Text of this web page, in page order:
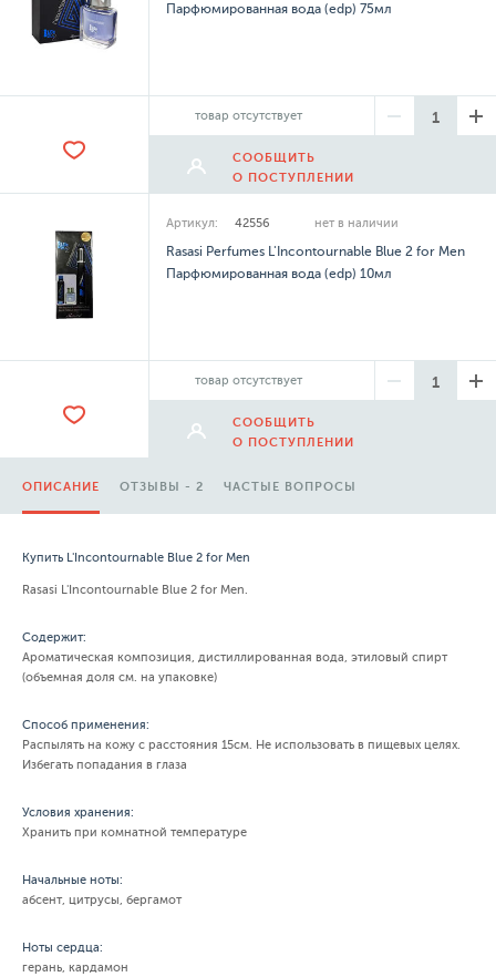
Парфюмированная вода (edp) 75мл
товар отсутствует
СООБЩИТЬ
О ПОСТУПЛЕНИИ
Артикул: 42556 нет в наличии
Rasasi Perfumes L'Incontournable Blue 2 for Men
Парфюмированная вода (edp) 10мл
товар отсутствует
СООБЩИТЬ
О ПОСТУПЛЕНИИ
ОПИСАНИЕ ОТЗЫВЫ - 2 ЧАСТЫЕ ВОПРОСЫ
Купить L'Incontournable Blue 2 for Men
Rasasi L'Incontournable Blue 2 for Men.
Содержит:
Ароматическая композиция, дистиллированная вода, этиловый спирт
(объемная доля см. на упаковке)
Способ применения:
Распылять на кожу с расстояния 15см. Не использовать в пищевых целях.
Избегать попадания в глаза
Условия хранения:
Хранить при комнатной температуре
Начальные ноты:
абсент, цитрусы, бергамот
Ноты сердца:
герань, кардамон